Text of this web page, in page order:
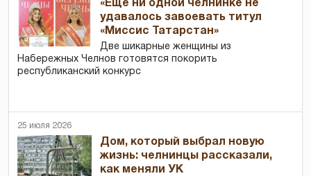
«Еще ни одной челнинке не
удавалось завоевать титул
«Миссис Татарстан»
Две шикарные женщины из
Набережных Челнов готовятся покорить
республиканский конкурс
25 июля 2026
Дом, который выбрал новую
жизнь: челнинцы рассказали,
как меняли УК